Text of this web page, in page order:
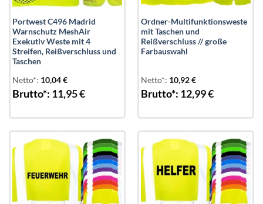
Portwest C496 Madrid
Warnschutz MeshAir
Exekutiv Weste mit 4
Streifen, Reißverschluss und
Taschen
Netto*: 10,04€
Brutto*: 11,95€
Ordner-Multifunktionsweste
mit Taschen und
Reißverschluss // große
Farbauswahl
Netto*: 10,92€
Brutto*: 12,99€
Add to
wishlist
Add to
wishlist